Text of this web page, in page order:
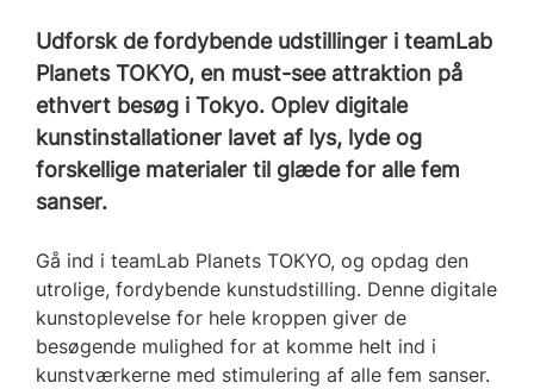
Udforsk de fordybende udstillinger i teamLab
Planets TOKYO, en must-see attraktion på
ethvert besøg i Tokyo. Oplev digitale
kunstinstallationer lavet af lys, lyde og
forskellige materialer til glæde for alle fem
sanser.
Gå ind i teamLab Planets TOKYO, og opdag den
utrolige, fordybende kunstudstilling. Denne digitale
kunstoplevelse for hele kroppen giver de
besøgende mulighed for at komme helt ind i
kunstværkerne med stimulering af alle fem sanser.